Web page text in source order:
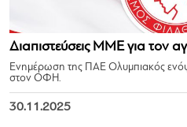
Διαπιστεύσεις ΜΜΕ για τον
Ενημέρωση της ΠΑΕ Ολυμπιακός
στον ΟΦΗ.
30.11.2025